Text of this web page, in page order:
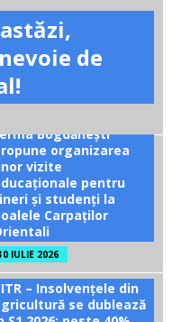
de
Bogdănești
organizarea
vizite
pentru
și studenți la
Carpaților
IULIE 2026
– Insolvențele din
se dublează